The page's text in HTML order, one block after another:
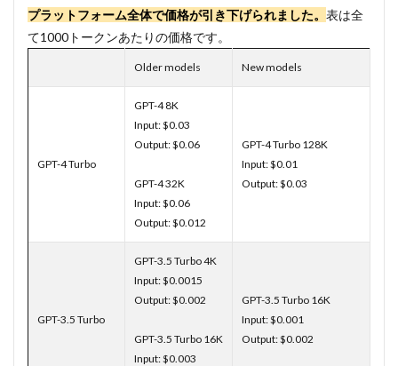
プラットフォーム全体で価格が引き下げられました。 表は全
て1000トークンあたりの価格です。
Older models New models
GPT-4 Turbo
GPT-4 8K
Input: $0.03
Output: $0.06
GPT-4 32K
Input: $0.06
Output: $0.012
GPT-4 Turbo 128K
Input: $0.01
Output: $0.03
GPT-3.5 Turbo
GPT-3.5 Turbo 4K
Input: $0.0015
Output: $0.002
GPT-3.5 Turbo 16K
Input: $0.003
GPT-3.5 Turbo 16K
Input: $0.001
Output: $0.002